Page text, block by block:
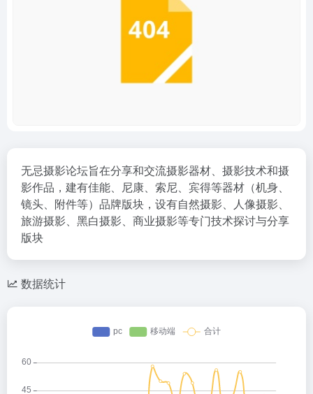
无忌摄影论坛旨在分享和交流摄影器材、摄影技术和摄
影作品，建有佳能、尼康、索尼、宾得等器材（机身、
镜头、附件等）品牌版块，设有自然摄影、人像摄影、
旅游摄影、黑白摄影、商业摄影等专门技术探讨与分享
版块
数据统计